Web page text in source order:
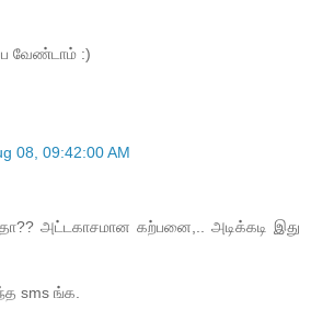
வேண்டாம் :)
08, 09:42:00 AM
அட்டகாசமான கற்பனை,.. அடிக்கடி இது
sms ங்க.